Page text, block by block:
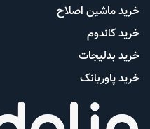
خرید ماشین اصلاح
خرید کاندوم
خرید بدلیجات
خرید پاوربانک